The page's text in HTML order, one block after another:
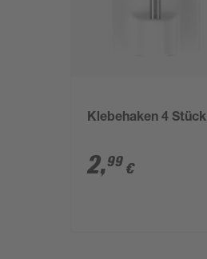
Klebehaken 4 Stück
2,99 €